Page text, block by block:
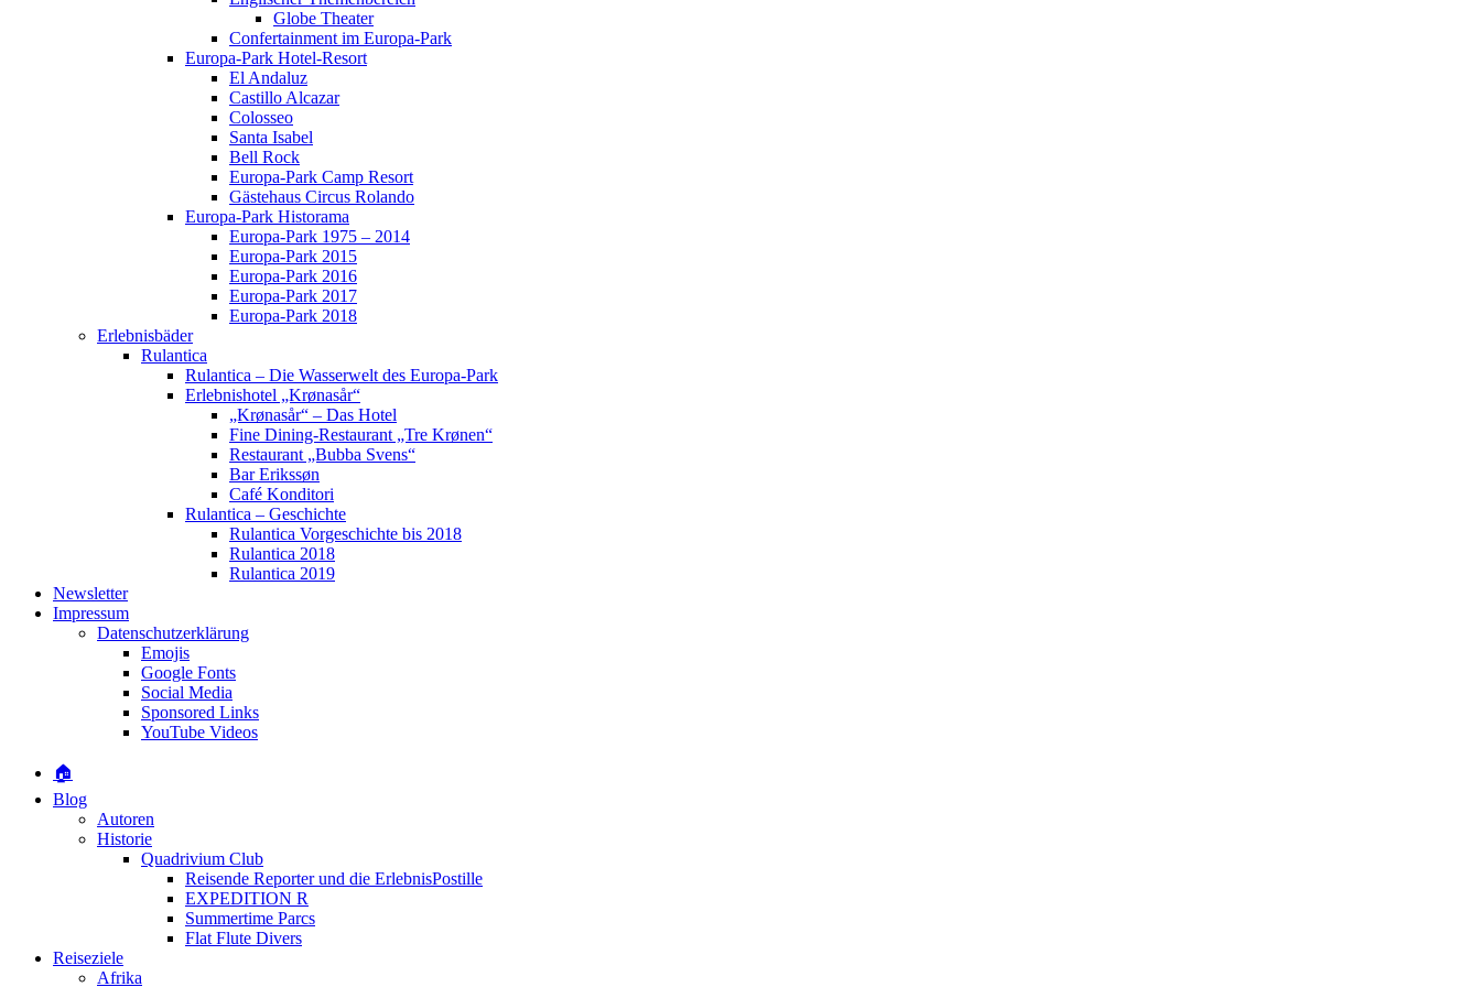
Globe Theater
Confertainment im Europa-Park
Europa-Park Hotel-Resort
El Andaluz
Castillo Alcazar
Colosseo
Santa Isabel
Bell Rock
Europa-Park Camp Resort
Gästehaus Circus Rolando
Europa-Park Historama
Europa-Park 1975 – 2014
Europa-Park 2015
Europa-Park 2016
Europa-Park 2017
Europa-Park 2018
Erlebnisbäder
Rulantica
Rulantica – Die Wasserwelt des Europa-Park
Erlebnishotel „Krønasår“
„Krønasår“ – Das Hotel
Fine Dining-Restaurant „Tre Krønen“
Restaurant „Bubba Svens“
Bar Erikssøn
Café Konditori
Rulantica – Geschichte
Rulantica Vorgeschichte bis 2018
Rulantica 2018
Rulantica 2019
Newsletter
Impressum
Datenschutzerklärung
Emojis
Google Fonts
Social Media
Sponsored Links
YouTube Videos
🏠
Blog
Autoren
Historie
Quadrivium Club
Reisende Reporter und die ErlebnisPostille
EXPEDITION R
Summertime Parcs
Flat Flute Divers
Reiseziele
Afrika